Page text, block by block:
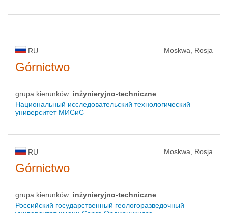
RU Moskwa, Rosja
Górnictwo
grupa kierunków: inżynieryjno-techniczne
Национальный исследовательский технологический
университет МИСиС
RU Moskwa, Rosja
Górnictwo
grupa kierunków: inżynieryjno-techniczne
Российский государственный геологоразведочный